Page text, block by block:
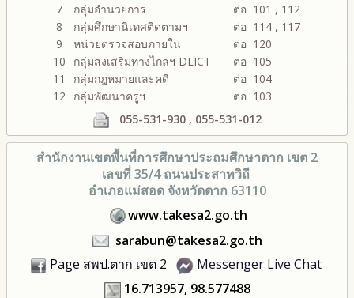
7
กลุ่มอำนวยการ
ต่อ 101 , 112
8
กลุ่มศึกษานิเทศติดตามฯ
ต่อ 114 , 117
9
หน่วยตรวจสอบภายใน
ต่อ 120
10
กลุ่มส่งเสริมทางไกลฯ DLICT
ต่อ 105
11
กลุ่มกฎหมายและคดี
ต่อ 104
12 กลุ่มพัฒนาครูฯ
ต่อ 103
055-531-930 , 055-531-012
สำนักงานเขตพื้นที่การศึกษาประถมศึกษาตาก เขต 2
เลขที่ 35/4 ถนนประสาทวิถี
อำเภอแม่สอด จังหวัดตาก 63110
www.takesa2.go.th
sarabun@takesa2.go.th
Page สพป.ตาก เขต 2
Messenger Live Chat
16.713957, 98.577488